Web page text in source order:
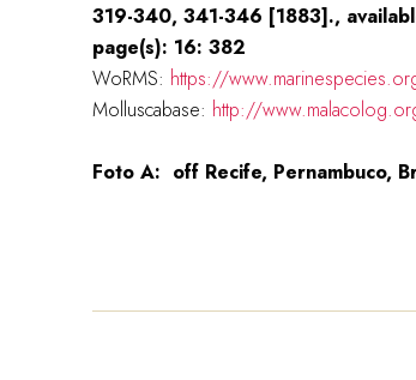
319-340, 341-346 [1883].,
page(s): 16: 382
WoRMS: https://
Molluscabase: http://
Foto A: off Recife, Pernambuco,